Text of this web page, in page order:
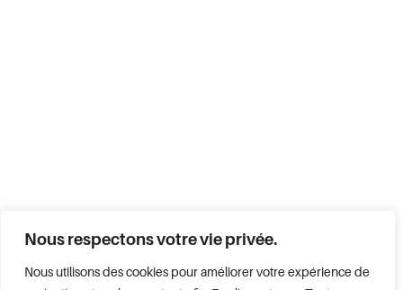
Nous respectons votre vie privée.
Nous utilisons des cookies pour améliorer votre expérience de